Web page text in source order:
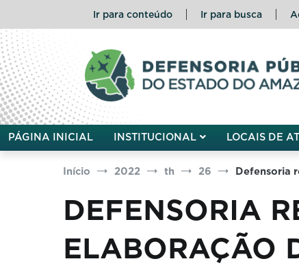
o
conteúdo
Ir para conteúdo Ir para busca
Defensoria Pública do
PÁGINA INICIAL INSTITUCIONAL LOCAIS DE
Início 2022 th 26 Defensoria
DEFENSORIA
ELABORAÇÃO